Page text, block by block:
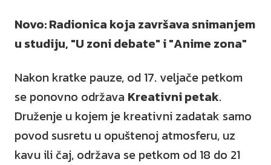
Novo: Radionica koja završava snimanjem
u studiju, "U zoni debate" i "Anime zona"
Nakon kratke pauze, od 17. veljače petkom
se ponovno održava Kreativni petak.
Druženje u kojem je kreativni zadatak samo
povod susretu u opuštenoj atmosferu, uz
kavu ili čaj, održava se petkom od 18 do 21